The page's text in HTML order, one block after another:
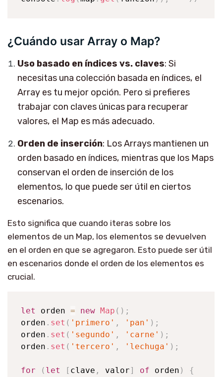
¿Cuándo usar Array o Map?
Uso basado en índices vs. claves: Si
necesitas una colección basada en índices, el
Array es tu mejor opción. Pero si prefieres
trabajar con claves únicas para recuperar
valores, el Map es más adecuado.
Orden de inserción: Los Arrays mantienen un
orden basado en índices, mientras que los Maps
conservan el orden de inserción de los
elementos, lo que puede ser útil en ciertos
escenarios.
Esto significa que cuando iteras sobre los
elementos de un Map, los elementos se devuelven
en el orden en que se agregaron. Esto puede ser útil
en escenarios donde el orden de los elementos es
crucial.
let orden = new Map ( ) ;
orden . set ( 'primero' , 'pan' ) ;
orden . set ( 'segundo' , 'carne' ) ;
orden . set ( 'tercero' , 'lechuga' ) ;
for ( let [ clave , valor] of orden )
{